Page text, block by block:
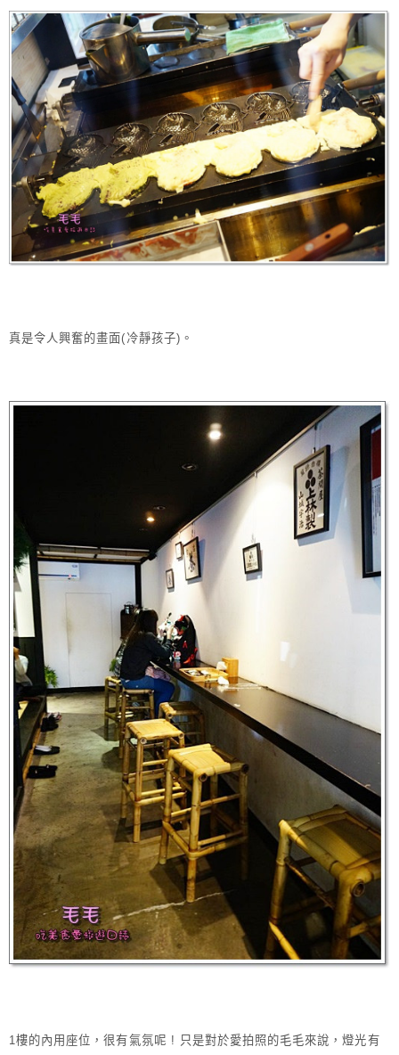
真是令人興奮的畫面(冷靜孩子)。
1樓的內用座位，很有氣氛呢 ! 只是對於愛拍照的毛毛來說，燈光有